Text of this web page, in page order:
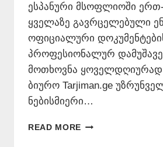
ესპანური მსოფლიოში
ყველაზე გავრცელებული
ოფიციალური
პროფესიონალურ
მოთხოვნა ყოველდღიურად
ბიურო Tarjiman.ge
ნებისმიერი…
READ MORE ᲔᲡᲞᲐᲜᲣᲠᲘ